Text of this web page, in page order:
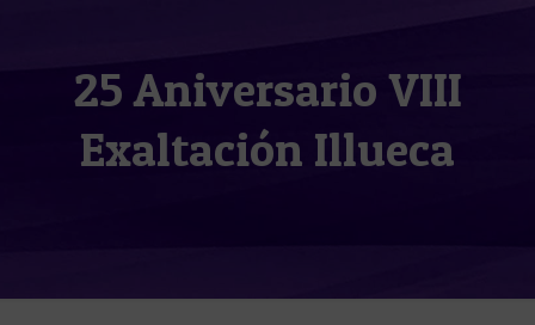
25 Aniversario VIII
Exaltación Illueca